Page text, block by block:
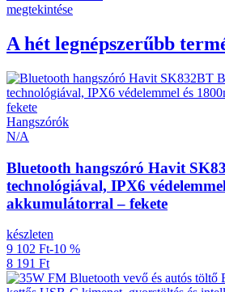
megtekintése
A hét legnépszerűbb
Hangszórók
N/A
Bluetooth hangszóró Havit
technológiával, IPX6
akkumulátorral – fekete
készleten
9 102 Ft-10 %
8 191 Ft